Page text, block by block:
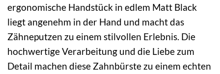
ergonomische Handstück in edlem Matt Black
liegt angenehm in der Hand und macht das
Zähneputzen zu einem stilvollen Erlebnis. Die
hochwertige Verarbeitung und die Liebe zum
Detail machen diese Zahnbürste zu einem echten